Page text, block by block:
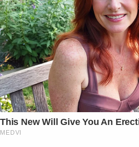
This New Will Give You An
MEDVI